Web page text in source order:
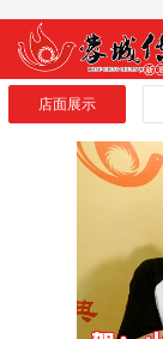
店面展示